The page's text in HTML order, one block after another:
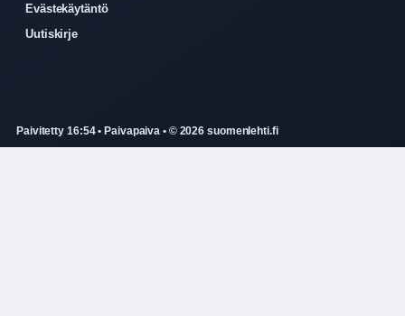
Evästekäytäntö
Uutiskirje
Paivitetty 16:54 • Paivapaiva • © 2026 suomenlehti.fi